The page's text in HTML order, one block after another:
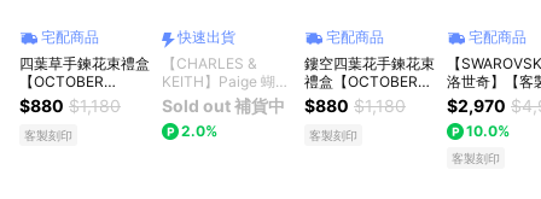
宅配商品
四葉草手鍊花束禮盒
【OCTOBER
16Th】開運 生日禮
物 閨蜜禮物 情人節
禮物 女友禮物 交換
$880 $1,180
客製刻印
快速出貨
【CHARLES &
KEITH】Paige 蝴蝶
結手鍊｜夏季新品｜
快速出貨｜小CK
Sold out 補貨中
2.0%
宅配商品
鏤空四葉花手鍊花束
禮盒【OCTOBER
16Th】開運 生日禮
物 閨蜜禮物 情人節
禮物 女友禮物 交換
$880 $1,180
客製刻印
宅配商品
【
洛世奇】【客
片】Lifelong
永恆心動 心形
白色 多種金屬
生日禮物 | 畢
| 情人節禮物
$2,970
10.0%
客製刻印